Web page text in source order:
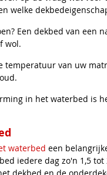
welke
Een dekbed van
wol.
temperatuur van uw
in het waterbed is
waterbed een
iedere dag zo'n 1,5